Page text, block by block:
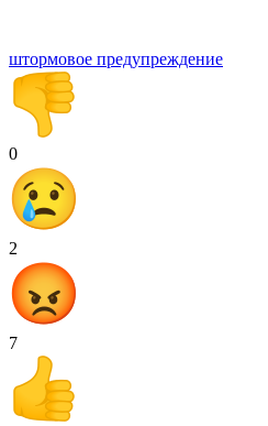
штормовое предупреждение
0
2
7